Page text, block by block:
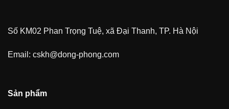
Số KM02 Phan Trọng Tuệ, xã Đại Thanh, TP. Hà Nội
Email: cskh@dong-phong.com
Sản phẩm